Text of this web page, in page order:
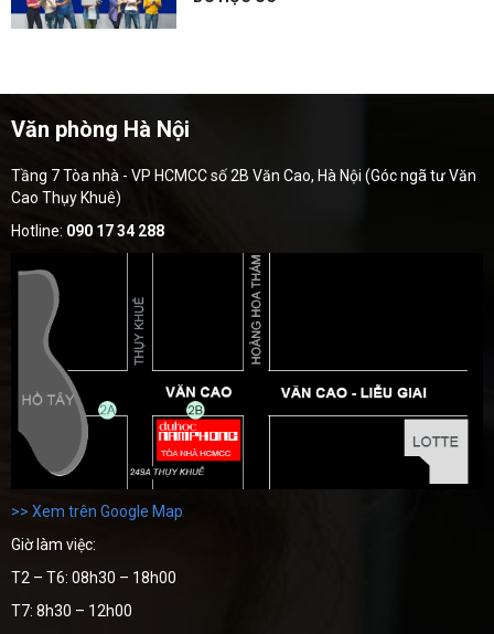
Văn phòng Hà Nội
Tầng 7 Tòa nhà - VP HCMCC số 2B Văn Cao, Hà Nội (Góc ngã tư Văn
Cao Thụy Khuê)
Hotline: 090 17 34 288
>> Xem trên Google Map
Giờ làm việc:
T2 – T6: 08h30 – 18h00
T7: 8h30 – 12h00